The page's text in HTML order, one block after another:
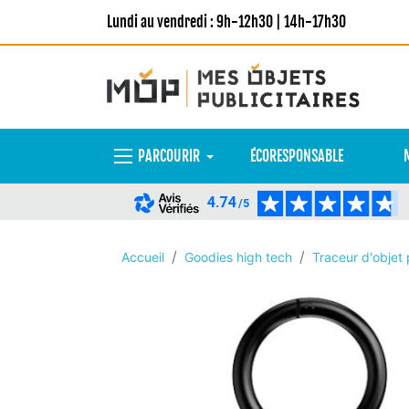
Lundi au vendredi : 9h-12h30 | 14h-17h30
PARCOURIR ÉCORESPONSABLE
4.74/5
Accueil Goodies high tech Traceur d'objet